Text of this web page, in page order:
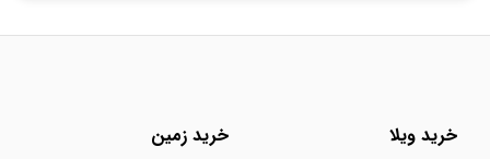
خرید ویلا خرید زمین